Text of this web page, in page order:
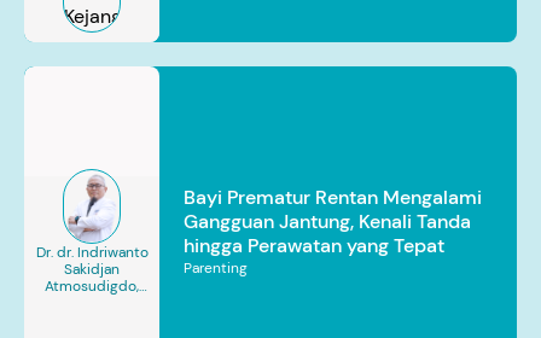
Dr. dr. Indriwanto
Sakidjan
Atmosudigdo,
Bayi Prematur Rentan Mengalami
Gangguan Jantung, Kenali Tanda
hingga Perawatan yang Tepat
Parenting